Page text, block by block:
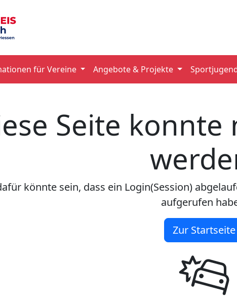
für Vereine Angebote & Projekte
Seite
könnte sein, dass ein Login(Session)
aufgerufen
Zur Startseite